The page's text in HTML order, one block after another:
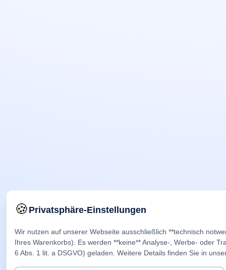
🍪Privatsphäre-Einstellungen
Wir nutzen auf unserer Webseite ausschließlich **technisch
Ihres Warenkorbs). Es werden **keine** Analyse-, Werbe- oder
6 Abs. 1 lit. a DSGVO) geladen. Weitere Details finden Sie in